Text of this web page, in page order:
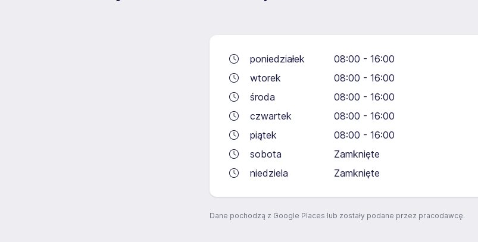
poniedziałek
08:00 - 16:00
wtorek
08:00 - 16:00
środa
08:00 - 16:00
czwartek
08:00 - 16:00
piątek
08:00 - 16:00
sobota
Zamknięte
niedziela
Zamknięte
Dane pochodzą z Google Places lub zostały podane przez pracodawcę.